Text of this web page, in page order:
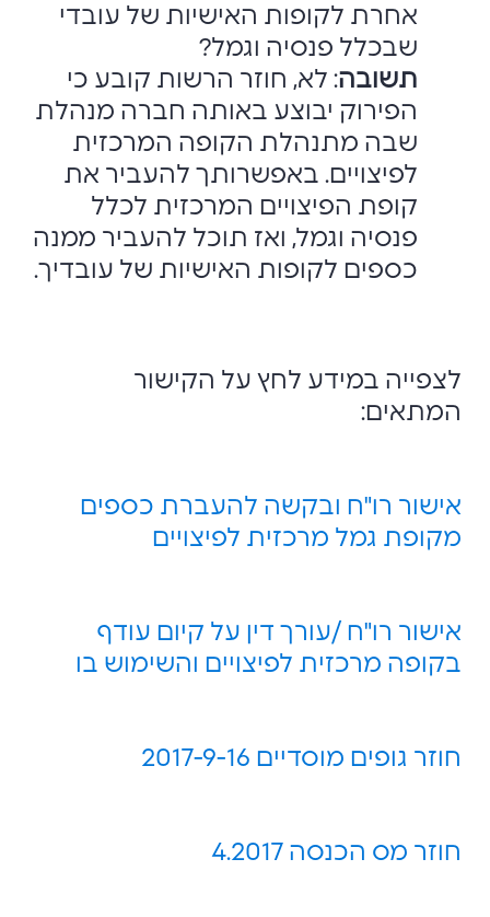
אחרת לקופות האישיות ‏של עובדי
שבכלל פנסיה וגמל?‏
תשובה: לא, חוזר הרשות קובע כי
הפירוק יבוצע באותה חברה מנהלת
שבה מתנהלת ‏הקופה המרכזית
לפיצויים. באפשרותך להעביר את
קופת הפיצויים המרכזית לכלל
פנסיה ‏וגמל, ואז תוכל להעביר ממנה
כספים לקופות האישיות של עובדיך.‏
לצפייה במידע לחץ על הקישור
המתאים:
אישור רו"ח ובקשה להעברת כספים
מקופת גמל מרכזית לפיצויים
אישור רו"ח /עורך דין על קיום עודף
בקופה מרכזית לפיצויים והשימוש בו
חוזר גופים מוסדיים 2017-9-16
חוזר מס הכנסה 4.2017